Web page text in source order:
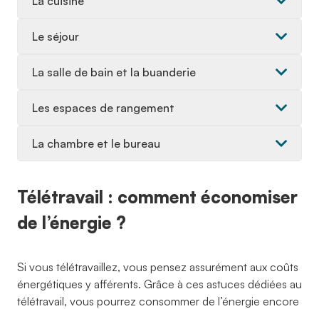
Le séjour
La salle de bain et la buanderie
Les espaces de rangement
La chambre et le bureau
Télétravail : comment économiser
de l’énergie ?
Si vous télétravaillez, vous pensez assurément aux coûts
énergétiques y afférents. Grâce à ces astuces dédiées au
télétravail, vous pourrez consommer de l’énergie encore